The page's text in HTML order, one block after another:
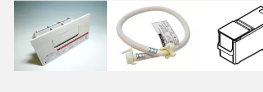
の仕様がその後のマイナーチェンジにより、異な
る場合があります。本ウェブサイトに公開されて
いる取扱説明書の内容とお手持ちの商品の仕様に
相違がある場合は、ご購入店、お近くの当社商品
の取扱店、または当社サービス会社に直接お問い
合わせください。また、商品に同梱される取扱説